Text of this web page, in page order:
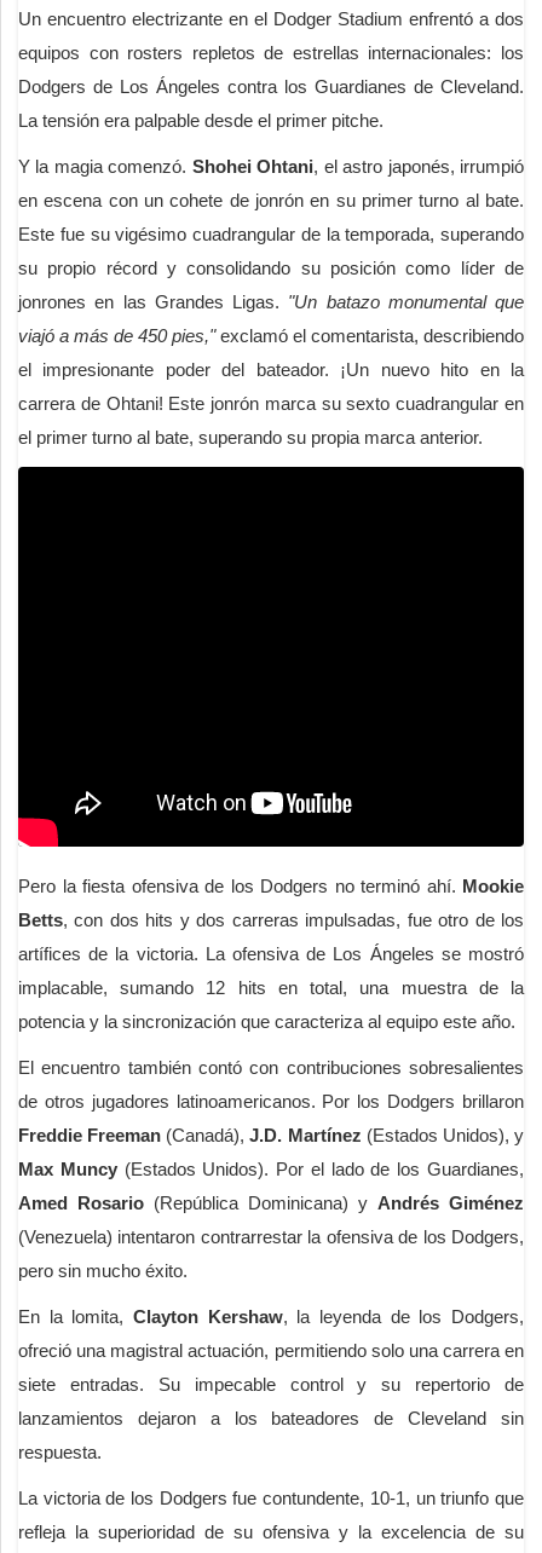
Un encuentro electrizante en el Dodger Stadium enfrentó a dos
equipos con rosters repletos de estrellas internacionales: los
Dodgers de Los Ángeles contra los Guardianes de Cleveland.
La tensión era palpable desde el primer pitche.
Y la magia comenzó. Shohei Ohtani, el astro japonés, irrumpió
en escena con un cohete de jonrón en su primer turno al bate.
Este fue su vigésimo cuadrangular de la temporada, superando
su propio récord y consolidando su posición como líder de
jonrones en las Grandes Ligas. "Un batazo monumental que
viajó a más de 450 pies,"exclamó el comentarista, describiendo
el impresionante poder del bateador. ¡Un nuevo hito en la
carrera de Ohtani! Este jonrón marca su sexto cuadrangular en
el primer turno al bate, superando su propia marca anterior.
Pero la fiesta ofensiva de los Dodgers no terminó ahí. Mookie
Betts, con dos hits y dos carreras impulsadas, fue otro de los
artífices de la victoria. La ofensiva de Los Ángeles se mostró
implacable, sumando 12 hits en total, una muestra de la
potencia y la sincronización que caracteriza al equipo este año.
El encuentro también contó con contribuciones sobresalientes
de otros jugadores latinoamericanos. Por los Dodgers brillaron
Freddie Freeman (Canadá),J.D. Martínez (Estados Unidos), y
Max Muncy(Estados Unidos). Por el lado de los Guardianes,
Amed Rosario (República Dominicana) y Andrés Giménez
(Venezuela) intentaron contrarrestar la ofensiva de los Dodgers,
pero sin mucho éxito.
En la lomita, Clayton Kershaw, la leyenda de los Dodgers,
ofreció una magistral actuación, permitiendo solo una carrera en
siete entradas. Su impecable control y su repertorio de
lanzamientos dejaron a los bateadores de Cleveland sin
respuesta.
La victoria de los Dodgers fue contundente, 10-1, un triunfo que
refleja la superioridad de su ofensiva y la excelencia de su